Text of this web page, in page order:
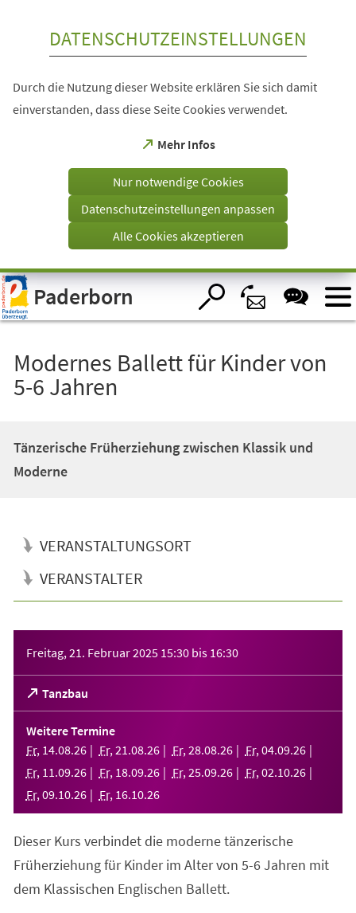
Visuelle
Assistenzsoftware
öffnen.
DATENSCHUTZEINSTELLUNGEN
Durch die Nutzung dieser Website erklären Sie sich damit
einverstanden, dass diese Seite Cookies verwendet.
Mehr Infos
(Öffnet
einem
Tab)
Nur notwendige Cookies
Datenschutzeinstellungen anpassen
Alle Cookies akzeptieren
Paderborn
Modernes Ballett für Kinder von
5-6 Jahren
Tänzerische Früherziehung zwischen Klassik und
Moderne
VERANSTALTUNGSORT
VERANSTALTER
Freitag, 21. Februar 2025 15:30 bis 16:30
Tanzbau
(Öffnet
in
einem
neuen
Tab)
Weitere Termine
Fr, 14.08.26 Fr, 21 .08.26 Fr, 28.08.26 Fr, 04.09.26
Fr, 11 .09.26 Fr, 18.09.26 Fr, 25.09.26 Fr, 02.10.26
Fr, 09.10.26 Fr, 16.10.26
Dieser Kurs verbindet die moderne tänzerische
Früherziehung für Kinder im Alter von 5-6 Jahren mit
dem Klassischen Englischen Ballett.